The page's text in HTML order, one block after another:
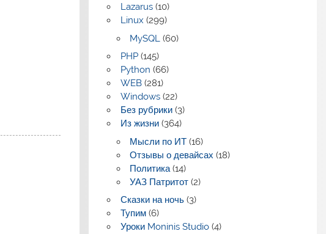
Lazarus(10)
Linux (299)
MySQL(60)
PHP(145)
Python (66)
WEB(281)
Windows(22)
Без рубрики(3)
Из жизни(364)
Мысли по ИТ(16)
Отзывы о девайсах (18)
Политика(14)
УАЗ Патритот(2)
Сказки на ночь(3)
Тупим(6)
Уроки Moninis Studio(4)